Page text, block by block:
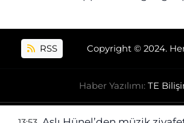
RSS Copyright © 2024. Her
Haber Yazılımı: TE